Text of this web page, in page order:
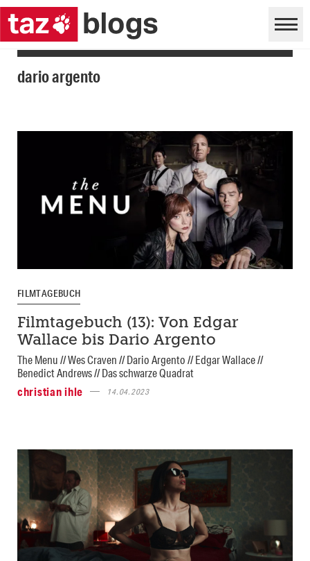
dario argento
FILMTAGEBUCH
Filmtagebuch (13): Von Edgar
Wallace bis Dario Argento
The Menu // Wes Craven // Dario Argento // Edgar Wallace //
Benedict Andrews // Das schwarze Quadrat
christian ihle
14.04.2023